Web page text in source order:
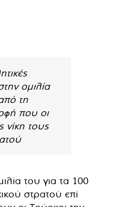
ομιλία
τη
που οι
νίκη τους
του για τα 100
στρατού επί